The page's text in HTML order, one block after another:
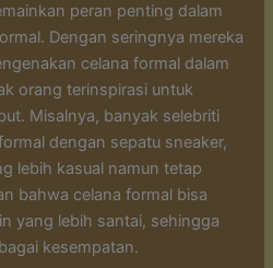
peran penting dalam
Dengan seringnya mereka
celana formal dalam
orang terinspirasi untuk
Misalnya, banyak selebriti
dengan sepatu sneaker,
lebih kasual namun tetap
bahwa celana formal bisa
yang lebih santai, sehingga
kesempatan.